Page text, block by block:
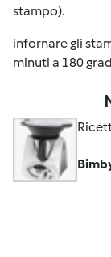
stampo).
infornare gli
minuti a 180